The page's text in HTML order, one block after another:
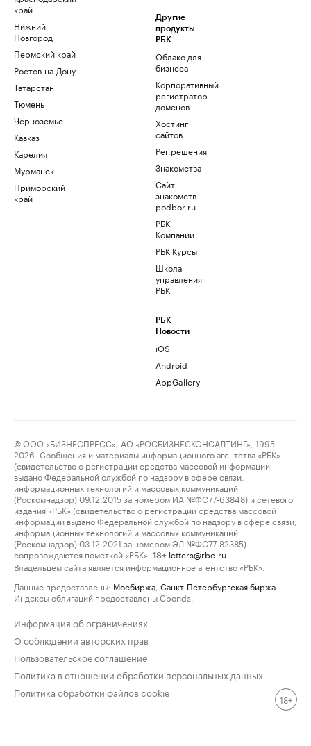
край
Нижний
Новгород
Пермский край
Ростов-на-Дону
Татарстан
Тюмень
Черноземье
Кавказ
Карелия
Мурманск
Приморский
край
Другие
продукты
РБК
Облако для
бизнеса
Корпоративный
регистратор
доменов
Хостинг
сайтов
Рег.решения
Знакомства
Сайт
знакомств
podbor.ru
РБК
Компании
РБК Курсы
Школа
управления
РБК
РБК
Новости
iOS
Android
AppGallery
© ООО «БИЗНЕСПРЕСС», АО «РОСБИЗНЕСКОНСАЛТИНГ», 1995–
2026. Сообщения и материалы информационного агентства «РБК»
(свидетельство о регистрации средства массовой информации
выдано Федеральной службой по надзору в сфере связи,
информационных технологий и массовых коммуникаций
(Роскомнадзор) 09.12.2015 за номером ИА №ФС77-63848) и сетевого
издания «РБК» (свидетельство о регистрации средства массовой
информации выдано Федеральной службой по надзору в сфере связи,
информационных технологий и массовых коммуникаций
(Роскомнадзор) 03.12.2021 за номером ЭЛ №ФС77-82385)
сопровождаются пометкой «РБК».
18+ letters@rbc.ru
Владельцем сайта является информационное агентство «РБК».
Данные предоставлены: Мосбиржа Санкт-Петербургская биржа
Индексы облигаций предоставлены Cbonds.
Информация об ограничениях
О соблюдении авторских прав
Пользовательское соглашение
Политика в отношении обработки персональных данных
Политика обработки файлов cookie
18+